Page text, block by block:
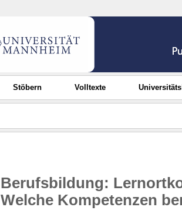
Stöbern Volltexte
Berufsbildung:
Welche Kompetenzen